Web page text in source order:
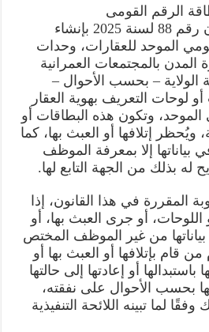
الرقم القومى
للعقارات؟،ألزم القانون رقم 88 لسنة 2025 بإنشاء
الموحد للعقارات، وحدات
المدن بالمجتمعات العمرانية
الولاية – بحسب الأحوال –
لوحات التعريف بهوية العقار
وتكون هذه البطاقات أو
ويُحظر إتلافها أو العبث بها، كما
بياناتها إلا بمعرفة الموظف
له بذلك من الجهة التابع لها.
المقررة في هذا القانون، إذا
اللوحات، أو جرى العبث بها، أو
من غير الموظف المختص
قام بإتلافها أو العبث بها أو
باستبدالها أو إعادتها إلى حالتها
بحسب الأحوال على نفقته،
لما تبينه اللائحة التنفيذية